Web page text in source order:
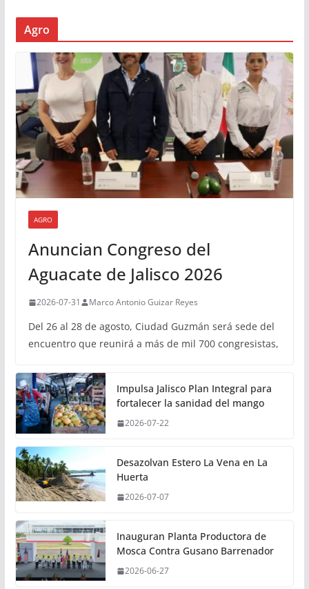
Agro
AGRO
Anuncian Congreso del
Aguacate de Jalisco 2026
2026-07-31 Marco Antonio Guizar Reyes
Del 26 al 28 de agosto, Ciudad Guzmán será sede del
encuentro que reunirá a más de mil 700 congresistas,
Impulsa Jalisco Plan Integral para
fortalecer la sanidad del mango
2026-07-22
Desazolvan Estero La Vena en La
Huerta
2026-07-07
Inauguran Planta Productora de
Mosca Contra Gusano Barrenador
2026-06-27